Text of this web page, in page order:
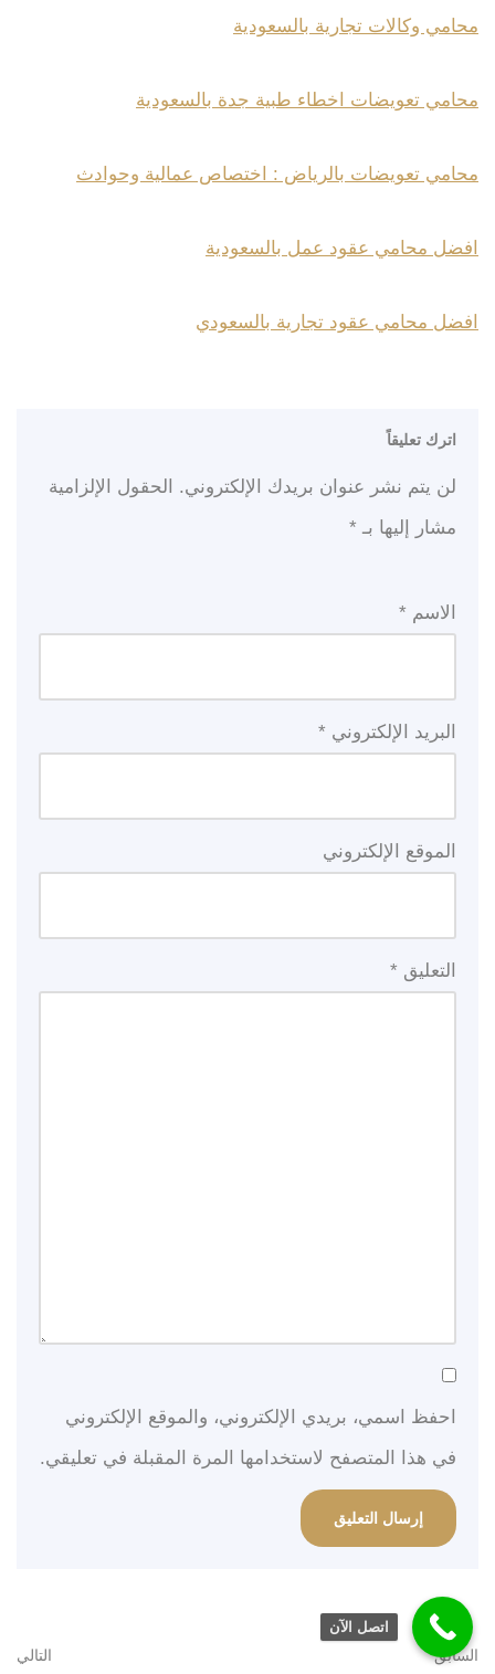
محامي وكالات تجارية بالسعودية
محامي تعويضات اخطاء طبية جدة بالسعودية
محامي تعويضات بالرياض : اختصاص عمالية وحوادث
افضل محامي عقود عمل بالسعودية
افضل محامي عقود تجارية بالسعودي
اترك تعليقاً
لن يتم نشر عنوان بريدك الإلكتروني.
الحقول الإلزامية
مشار إليها بـ *
الاسم *
البريد الإلكتروني *
الموقع الإلكتروني
التعليق *
احفظ اسمي، بريدي الإلكتروني، والموقع الإلكتروني
في هذا المتصفح لاستخدامها المرة المقبلة في تعليقي.
السابق التالي
اتصل الآن